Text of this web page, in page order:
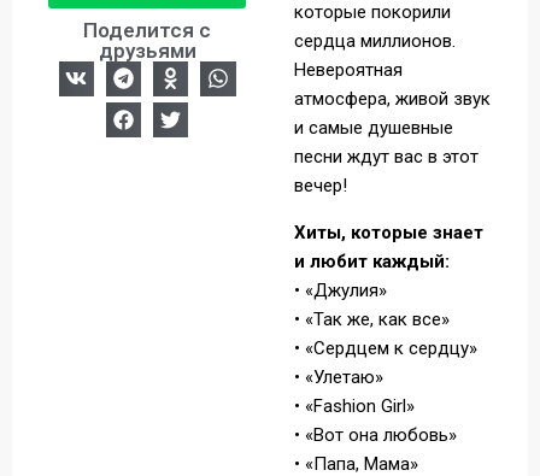
Поделится с
друзьями
которые покорили
сердца миллионов.
Невероятная
атмосфера, живой звук
и самые душевные
песни ждут вас в этот
вечер!
Хиты, которые знает
и любит каждый:
• «Джулия»
• «Так же, как все»
• «Сердцем к сердцу»
• «Улетаю»
• «Fashion Girl»
• «Вот она любовь»
• «Папа, Мама»